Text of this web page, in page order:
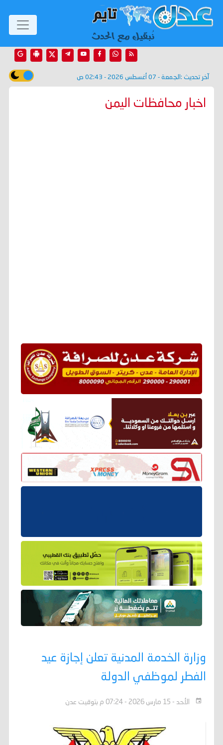
آخر تحديث : الجمعة - 07 أغسطس 2026 - 02:43 ص
اخبار محافظات اليمن
وزارة الخدمة المدنية تعلن إجازة عيد
الفطر لموظفي الدولة
الأحد - 15 مارس 2026 - 07:24 م بتوقيت عدن